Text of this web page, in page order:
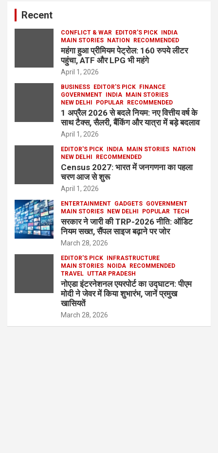
Recent
CONFLICT & WAR EDITOR'S PICK
INDIA
MAIN STORIES
NATION RECOMMENDED
महंगा हुआ प्रीमियम पेट्रोल: 160 रुपये लीटर
पहुंचा, ATF और LPG भी महंगे
April 1, 2026
BUSINESS EDITOR'S PICK
FINANCE
GOVERNMENT
INDIA
MAIN STORIES
NEW DELHI
POPULAR RECOMMENDED
1 अप्रैल 2026 से बदले नियम: नए वित्तीय वर्ष के
साथ टैक्स, सैलरी, बैंकिंग और यात्रा में बड़े बदलाव
April 1, 2026
EDITOR'S PICK INDIA MAIN STORIES
NATION
NEW DELHI
RECOMMENDED
Census 2027: भारत में जनगणना का पहला
चरण आज से शुरू
April 1, 2026
ENTERTAINMENT GADGETS GOVERNMENT
MAIN STORIES
NEW DELHI POPULAR TECH
सरकार ने जारी की TRP-2026 नीति: ऑडिट
नियम सख्त, सैंपल साइज बढ़ाने पर जोर
March 28, 2026
EDITOR'S PICK
INFRASTRUCTURE
MAIN STORIES
NOIDA
RECOMMENDED
TRAVEL UTTAR PRADESH
नोएडा इंटरनेशनल एयरपोर्ट का उद्घाटन: पीएम
मोदी ने जेवर में किया शुभारंभ, जानें प्रमुख
खासियतें
March 28, 2026